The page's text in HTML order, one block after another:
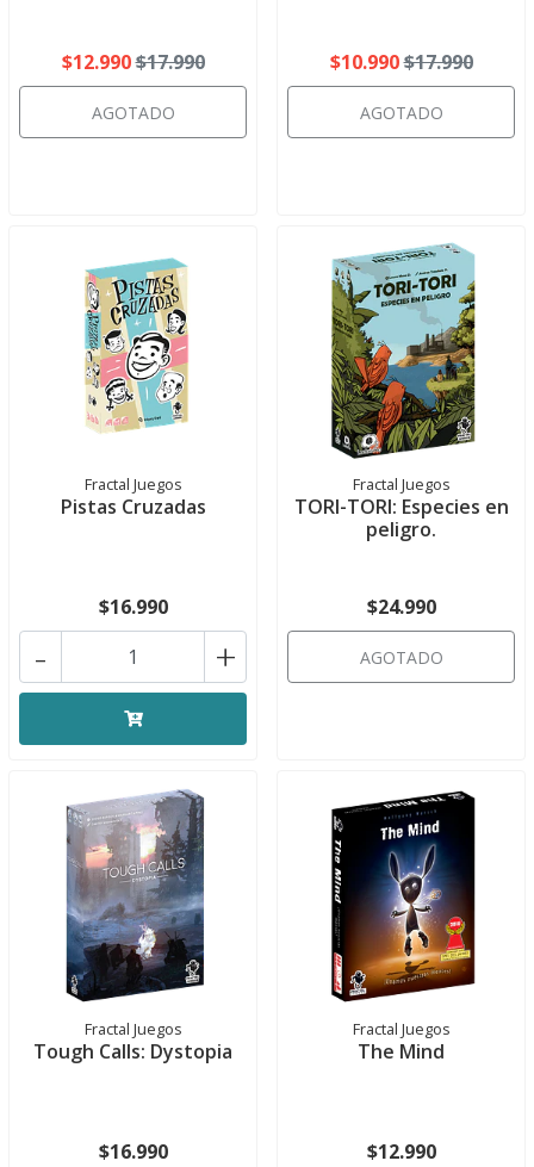
$12.990$17.990
AGOTADO
$10.990$17.990
AGOTADO
Fractal Juegos
Pistas Cruzadas
$16.990
+
-
Fractal Juegos
TORI-TORI: Especies en
peligro.
$24.990
AGOTADO
Fractal Juegos
Tough Calls: Dystopia
$16.990
Fractal Juegos
The Mind
$12.990